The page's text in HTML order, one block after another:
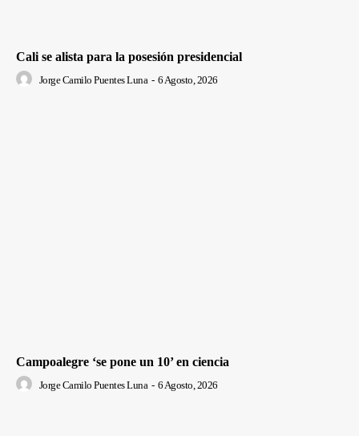
Cali se alista para la posesión presidencial
Jorge Camilo Puentes Luna - 6 Agosto, 2026
Campoalegre ‘se pone un 10’ en ciencia
Jorge Camilo Puentes Luna - 6 Agosto, 2026